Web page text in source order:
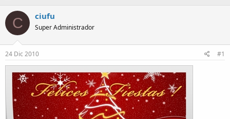
t
o
r
c
a
n
i
c
i
o
C ciufu
Super Administrador
24 Dic 2010 #1